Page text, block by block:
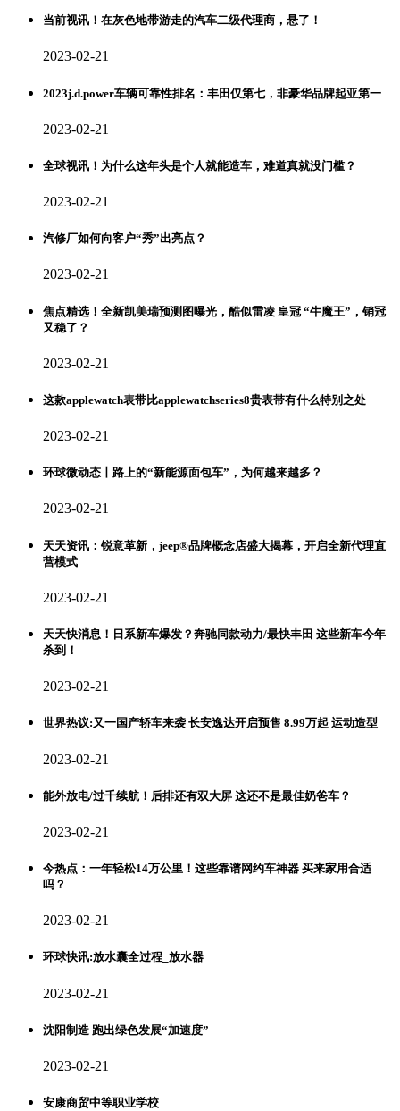
当前视讯！在灰色地带游走的汽车二级代理商，悬了！
2023-02-21
2023j.d.power车辆可靠性排名：丰田仅第七，非豪华品牌起亚第一
2023-02-21
全球视讯！为什么这年头是个人就能造车，难道真就没门槛？
2023-02-21
汽修厂如何向客户“秀”出亮点？
2023-02-21
焦点精选！全新凯美瑞预测图曝光，酷似雷凌 皇冠 “牛魔王”，销冠
又稳了？
2023-02-21
这款applewatch表带比applewatchseries8贵表带有什么特别之处
2023-02-21
环球微动态丨路上的“新能源面包车”，为何越来越多？
2023-02-21
天天资讯：锐意革新，jeep®品牌概念店盛大揭幕，开启全新代理直
营模式
2023-02-21
天天快消息！日系新车爆发？奔驰同款动力/最快丰田 这些新车今年
杀到！
2023-02-21
世界热议:又一国产轿车来袭 长安逸达开启预售 8.99万起 运动造型
2023-02-21
能外放电/过千续航！后排还有双大屏 这还不是最佳奶爸车？
2023-02-21
今热点：一年轻松14万公里！这些靠谱网约车神器 买来家用合适
吗？
2023-02-21
环球快讯:放水囊全过程_放水器
2023-02-21
沈阳制造 跑出绿色发展“加速度”
2023-02-21
安康商贸中等职业学校